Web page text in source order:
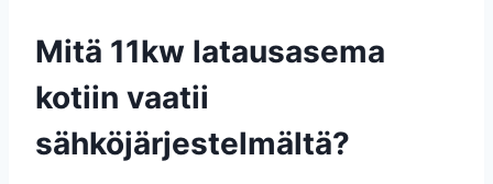
Mitä 11kw latausasema
kotiin vaatii
sähköjärjestelmältä?